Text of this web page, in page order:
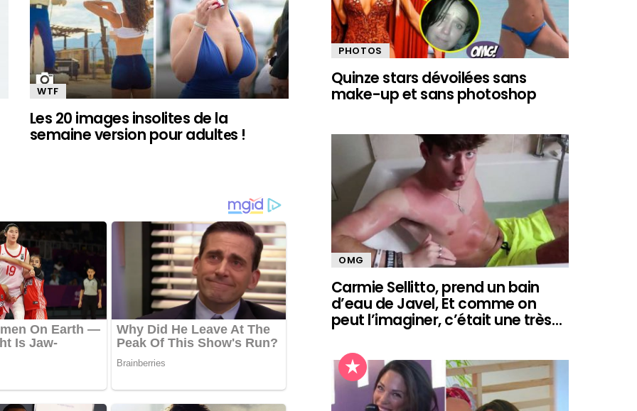
WTF
Les 20 images insolites de la
semaine version pour adultеs !
PHOTOS
Quinze stars dévoilées sans
make-up et sans photoshop
OMG
Carmie Sellitto, prend un bain
d’eau de Javel, Et comme on
peut l’imaginer, c’était une très…